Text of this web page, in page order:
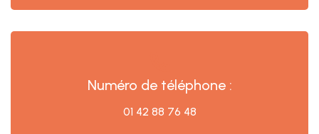
Numéro de téléphone :
01 42 88 76 48